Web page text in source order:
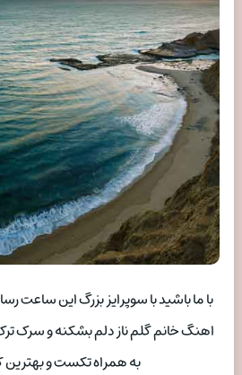
با ما باشید با سوپرایز بزرگ این ساعت
اهنگ خانم گلم ناز دلم بشکنه و سرک
به همراه تکست و بهترین